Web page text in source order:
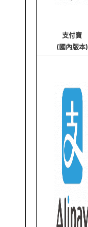
支付寶
(國內版本)